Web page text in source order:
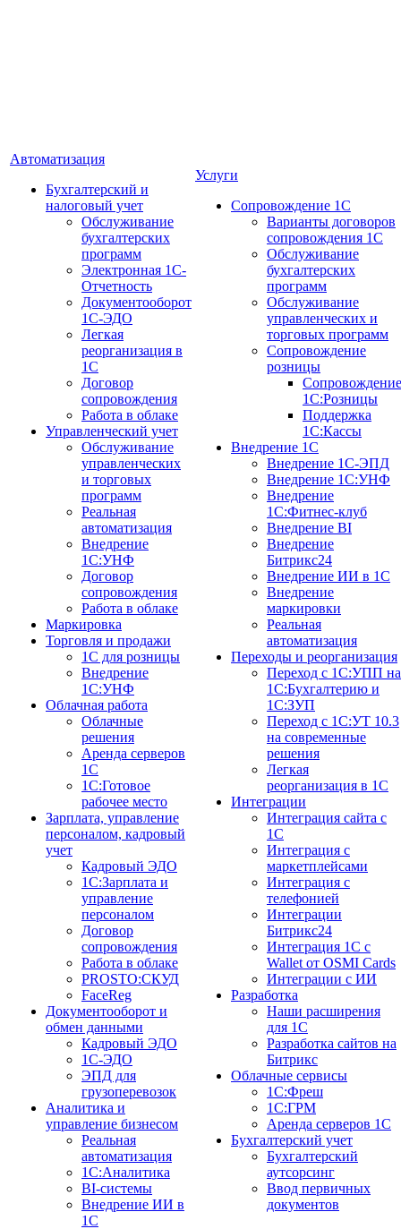
Автоматизация
Бухгалтерский и
налоговый учет
Обслуживание
бухгалтерских
программ
Электронная 1С-
Отчетность
Документооборот
1С-ЭДО
Легкая
реорганизация в
1С
Договор
сопровождения
Работа в облаке
Управленческий учет
Обслуживание
управленческих
и торговых
программ
Реальная
автоматизация
Внедрение
1С:УНФ
Договор
сопровождения
Работа в облаке
Маркировка
Торговля и продажи
1С для розницы
Внедрение
1С:УНФ
Облачная работа
Облачные
решения
Аренда серверов
1С
1C:Готовое
рабочее место
Зарплата, управление
персоналом, кадровый
учет
Кадровый ЭДО
1С:Зарплата и
управление
персоналом
Договор
сопровождения
Работа в облаке
PROSTO:СКУД
FaceReg
Документооборот и
обмен данными
Кадровый ЭДО
1С-ЭДО
ЭПД для
грузоперевозок
Аналитика и
управление бизнесом
Реальная
автоматизация
1С:Аналитика
BI-системы
Внедрение ИИ в
1С
Услуги
Сопровождение 1С
Варианты договоров
сопровождения 1С
Обслуживание
бухгалтерских
программ
Обслуживание
управленческих и
торговых программ
Сопровождение
розницы
Сопровождение
1С:Розницы
Поддержка
1С:Кассы
Внедрение 1С
Внедрение 1С-ЭПД
Внедрение 1С:УНФ
Внедрение
1С:Фитнес-клуб
Внедрение BI
Внедрение
Битрикс24
Внедрение ИИ в 1С
Внедрение
маркировки
Реальная
автоматизация
Переходы и реорганизация
Переход с 1С:УПП на
1С:Бухгалтерию и
1С:ЗУП
Переход с 1С:УТ 10.3
на современные
решения
Легкая
реорганизация в 1С
Интеграции
Интеграция сайта с
1С
Интеграция с
маркетплейсами
Интеграция с
телефонией
Интеграции
Битрикс24
Интеграция 1С с
Wallet от OSMI Cards
Интеграции с ИИ
Разработка
Наши расширения
для 1С
Разработка сайтов на
Битрикс
Облачные сервисы
1С:Фреш
1С:ГРМ
Аренда серверов 1С
Бухгалтерский учет
Бухгалтерский
аутсорсинг
Ввод первичных
документов